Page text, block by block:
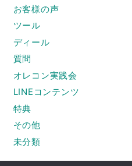
お客様の声
ツール
ディール
質問
オレコン実践会
LINEコンテンツ
特典
その他
未分類